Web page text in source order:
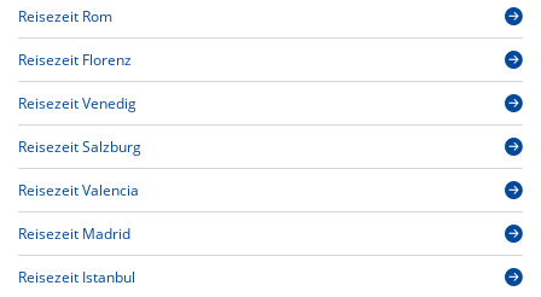
Reisezeit Rom
Reisezeit Florenz
Reisezeit Venedig
Reisezeit Salzburg
Reisezeit Valencia
Reisezeit Madrid
Reisezeit Istanbul